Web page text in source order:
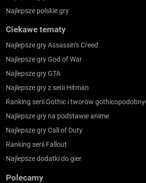
Najlepsze polskie gry
Ciekawe tematy
Najlepsze gry Assassin’s Creed
Najlepsze gry God of War
Najlepsze gry GTA
Najlepsze gry z serii Hitman
Ranking serii Gothic i tworów
Najlepsze gry na podstawie anime
Najlepsze gry Call of Duty
Ranking serii Fallout
Najlepsze dodatki do gier
Polecamy